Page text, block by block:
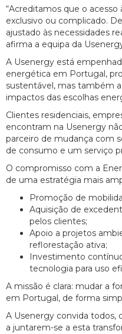
“Acreditamos que o
exclusivo ou complicado.
ajustado às necessidades
afirma a equipa da
A Usenergy está
energética em Portugal,
sustentável, mas também
impactos das escolhas
Clientes residenciais,
encontram na Usenergy
parceiro de mudança com
de consumo e um serviço
O compromisso com a
de uma estratégia mais
Promoção de
Aquisição de
pelos clientes;
Apoio a projetos
reflorestação ativa;
Investimento
tecnologia para uso
A missão é clara: mudar a
em Portugal, de forma
A Usenergy convida todos,
a juntarem-se a esta